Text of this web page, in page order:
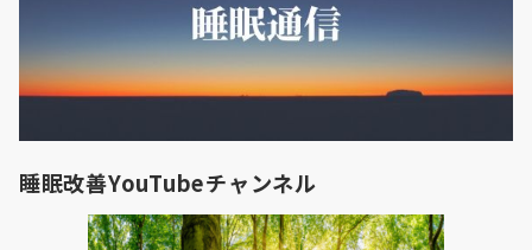
睡眠改善YouTubeチャンネル